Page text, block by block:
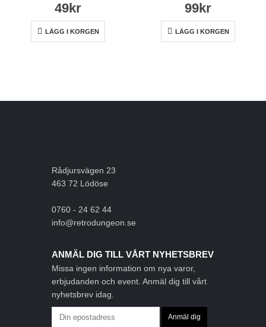
49kr
LÄGG I KORGEN
99kr
LÄGG I KORGEN
Rådjursvägen 23
463 72 Lödöse
0760 - 24 62 44
info@retrodungeon.se
ANMÄL DIG TILL VÅRT NYHETSBREV
Missa ingen information om nya varor,
erbjudanden och event. Anmäl dig till vårt
nyhetsbrev idag.